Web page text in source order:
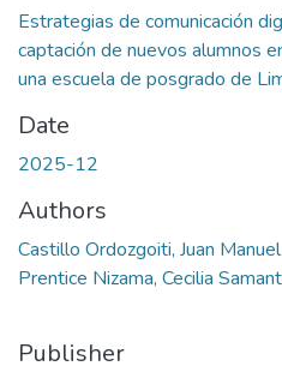
Estrategias de comunicación
captación de nuevos alumnos
una escuela de posgrado de
Date
2025-12
Authors
Castillo Ordozgoiti, Juan
Prentice Nizama, Cecilia
Publisher